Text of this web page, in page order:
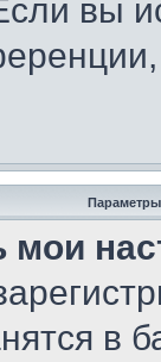
вы
Параметры
мои
в